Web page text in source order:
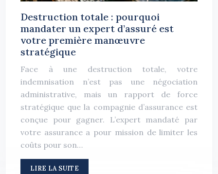
Destruction totale : pourquoi
mandater un expert d’assuré est
votre première manœuvre
stratégique
Face à une destruction totale, votre
indemnisation n’est pas une négociation
administrative, mais un rapport de force
stratégique que la compagnie d’assurance est
conçue pour gagner. L’expert mandaté par
votre assurance a pour mission de limiter les
coûts pour son…
LIRE LA SUITE